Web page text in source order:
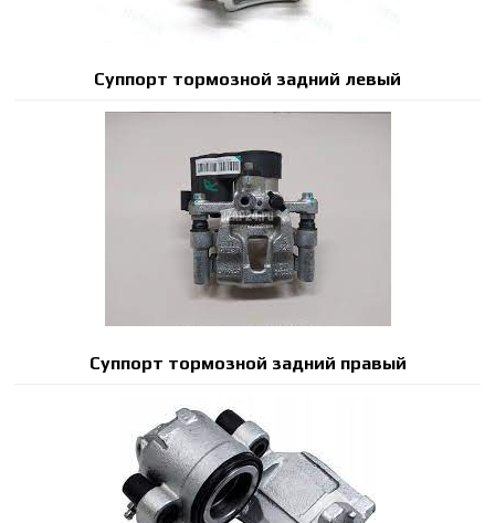
Суппорт тормозной задний левый
Суппорт тормозной задний правый